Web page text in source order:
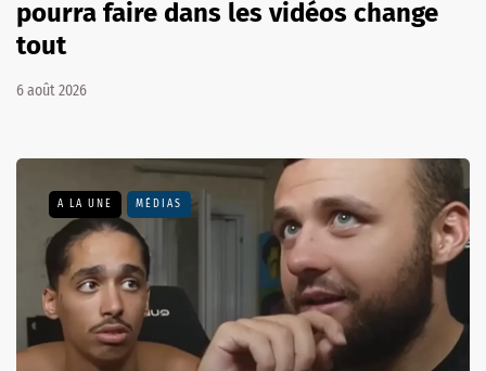
pourra faire dans les vidéos change
tout
6 août 2026
A LA UNE MÉDIAS